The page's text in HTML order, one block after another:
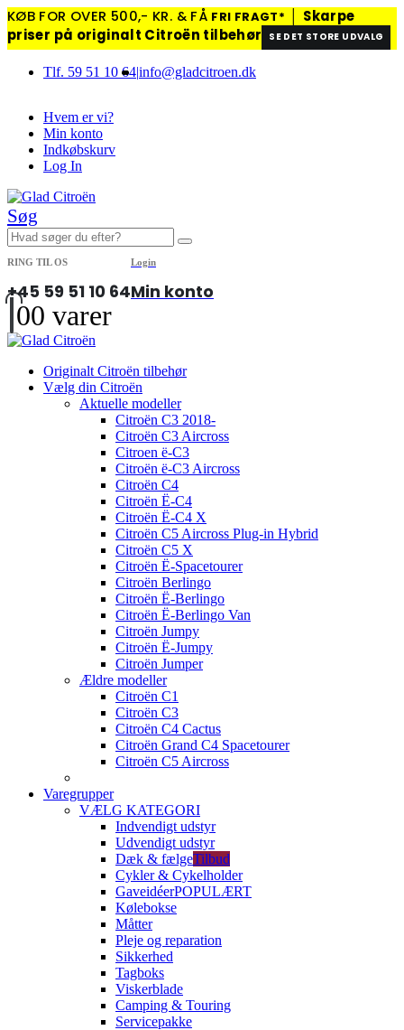
KØB FOR OVER 500,- KR. & FÅ FRI FRAGT*
Skarpe
priser på originalt Citroën tilbehør
SE DET STORE UDVALG
Tlf. 59 51 10 64|info@gladcitroen.dk
Hvem er vi?
Min konto
Indkøbskurv
Log In
Søg
RING TIL OS
+45 59 51 10 64
Login
Min konto
00 varer
Originalt Citroën tilbehør
Vælg din Citroën
Aktuelle modeller
Citroën C3 2018-
Citroën C3 Aircross
Citroen ë-C3
Citroën ë-C3 Aircross
Citroën C4
Citroën Ë-C4
Citroën Ë-C4 X
Citroën C5 Aircross Plug-in Hybrid
Citroën C5 X
Citroën Ë-Spacetourer
Citroën Berlingo
Citroën Ë-Berlingo
Citroën Ë-Berlingo Van
Citroën Jumpy
Citroën Ë-Jumpy
Citroën Jumper
Ældre modeller
Citroën C1
Citroën C3
Citroën C4 Cactus
Citroën Grand C4 Spacetourer
Citroën C5 Aircross
Varegrupper
VÆLG KATEGORI
Indvendigt udstyr
Udvendigt udstyr
Dæk & fælgeTilbud
Cykler & Cykelholder
GaveidéerPOPULÆRT
Kølebokse
Måtter
Pleje og reparation
Sikkerhed
Tagboks
Viskerblade
Camping & Touring
Servicepakke